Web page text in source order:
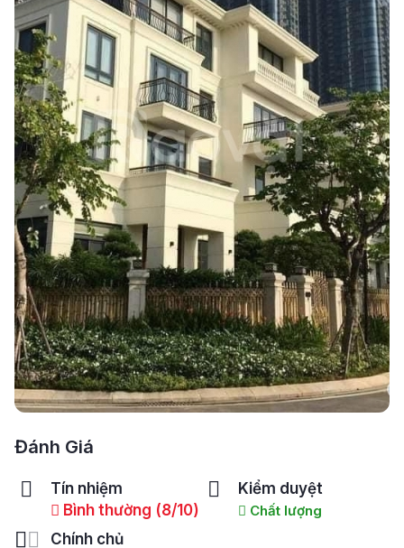
Đánh Giá
Tín nhiệm
Bình thường (8/10)
Kiểm duyệt
Chất lượng
Chính chủ